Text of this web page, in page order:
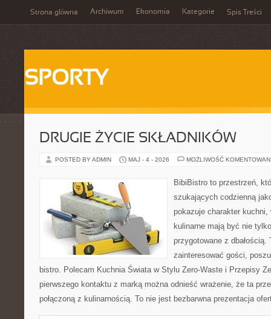
Strona główna Archiwum Ekonomia Kategorie Spis Treści
SPORTY
DRUGIE ŻYCIE SKŁADNIKÓW
POSTED BY ADMIN MAJ - 4 - 2026 MOŻLIWOŚĆ
BibiBistro to przestrzeń,
szukających codzienną
pokazuje charakter
kulinarne mają być nie
przygotowane z
zainteresować gości,
bistro. Polecam Kuchnia Świata w Stylu Zero-Waste i Przepisy
pierwszego kontaktu z marką można odnieść wrażenie, że ta
połączoną z kulinarnością. To nie jest bezbarwna prezentacja